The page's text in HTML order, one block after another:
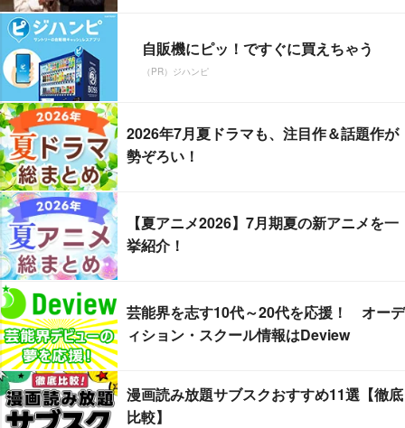
自販機にピッ！ですぐに買えちゃう
（PR）ジハンピ
2026年7月夏ドラマも、注目作＆話題作が
勢ぞろい！
【夏アニメ2026】7月期夏の新アニメを一
挙紹介！
芸能界を志す10代～20代を応援！ オーデ
ィション・スクール情報はDeview
漫画読み放題サブスクおすすめ11選【徹底
比較】